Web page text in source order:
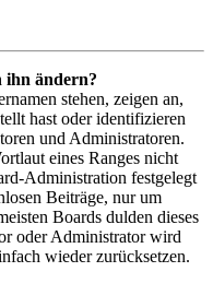
ihn ändern?
stehen, zeigen an,
hast oder identifizieren
und Administratoren.
eines Ranges nicht
Administration festgelegt
Beiträge, nur um
Boards dulden dieses
oder Administrator wird
wieder zurücksetzen.